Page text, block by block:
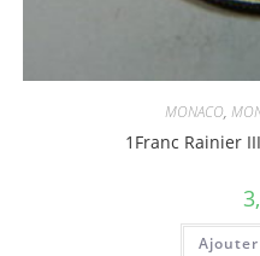
MONACO,
1Franc Rainier